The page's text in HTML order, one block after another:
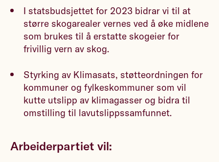
I statsbudsjettet for 2023 bidrar vi til at
større skogarealer vernes ved å øke midlene
som brukes til å erstatte skogeier for
frivillig vern av skog.
Styrking av Klimasats, støtteordningen for
kommuner og fylkeskommuner som vil
kutte utslipp av klimagasser og bidra til
omstilling til lavutslippssamfunnet.
Arbeiderpartiet vil: